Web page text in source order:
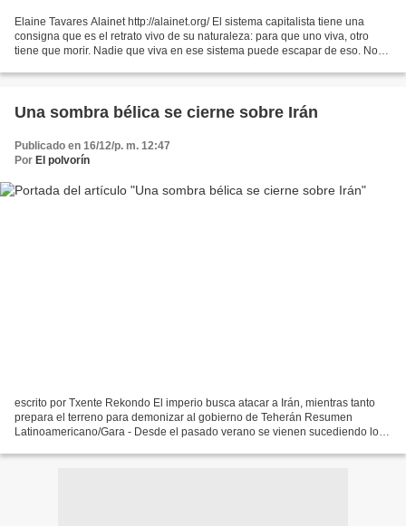
Elaine Tavares Alainet http://alainet.org/ El sistema capitalista tiene una
consigna que es el retrato vivo de su naturaleza: para que uno viva, otro
tiene que morir. Nadie que viva en ese sistema puede escapar de eso. No
Una sombra bélica se cierne sobre Irán
Publicado en 16/12/p. m. 12:47
Por El polvorín
escrito por Txente Rekondo El imperio busca atacar a Irán, mientras tanto
prepara el terreno para demonizar al gobierno de Teherán Resumen
Latinoamericano/Gara - Desde el pasado verano se vienen sucediendo los